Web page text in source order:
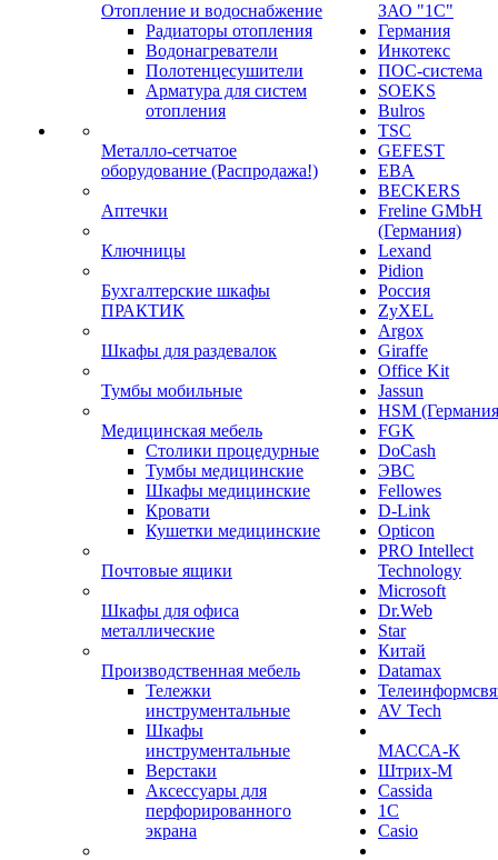
Отопление и водоснабжение
Радиаторы отопления
Водонагреватели
Полотенцесушители
Арматура для систем
отопления
Металло-сетчатое
оборудование (Распродажа!)
Аптечки
Ключницы
Бухгалтерские шкафы
ПРАКТИК
Шкафы для раздевалок
Тумбы мобильные
Медицинская мебель
Столики процедурные
Тумбы медицинские
Шкафы медицинские
Кровати
Кушетки медицинские
Почтовые ящики
Шкафы для офиса
металлические
Производственная мебель
Тележки
инструментальные
Шкафы
инструментальные
Верстаки
Аксессуары для
перфорированного
экрана
ЗАО "1С"
Германия
Инкотекс
ПОС-система
SOEKS
Bulros
TSC
GEFEST
EBA
BECKERS
Freline GMbH
(Германия)
Lexand
Pidion
Россия
ZyXEL
Argox
Giraffe
Office Kit
Jassun
HSM
FGK
DoCash
ЭВС
Fellowes
D-Link
Opticon
PRO Intellect
Technology
Microsoft
Dr.Web
Star
Китай
Datamax
AV Tech
МАССА-К
Штрих-М
Cassida
1С
Casio